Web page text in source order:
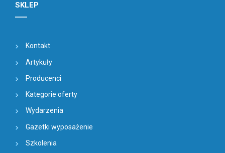
SKLEP
Kontakt
Artykuły
Producenci
Kategorie oferty
Wydarzenia
Gazetki wyposażenie
Szkolenia